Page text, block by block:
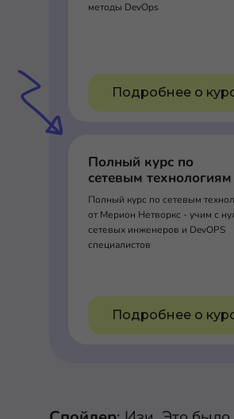
методы DevOps
Подробнее о
Полный курс по
сетевым технологиям
Полный курс по сетевым
от Мерион Нетворкс - учим с
сетевых инженеров и DevOPS
специалистов
Подробнее о